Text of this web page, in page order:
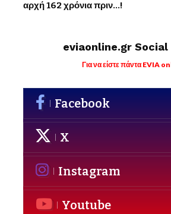
αρχή 162 χρόνια πριν…!
eviaonline.gr Social
Για να είστε πάντα EVIA
Facebook
X
Instagram
Youtube